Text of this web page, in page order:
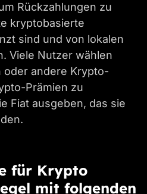
Rückzahlungen zu
kryptobasierte
sind und von lokalen
Viele Nutzer wählen
oder andere Krypto-
Prämien zu
Fiat ausgeben, das sie
für Krypto
mit folgenden